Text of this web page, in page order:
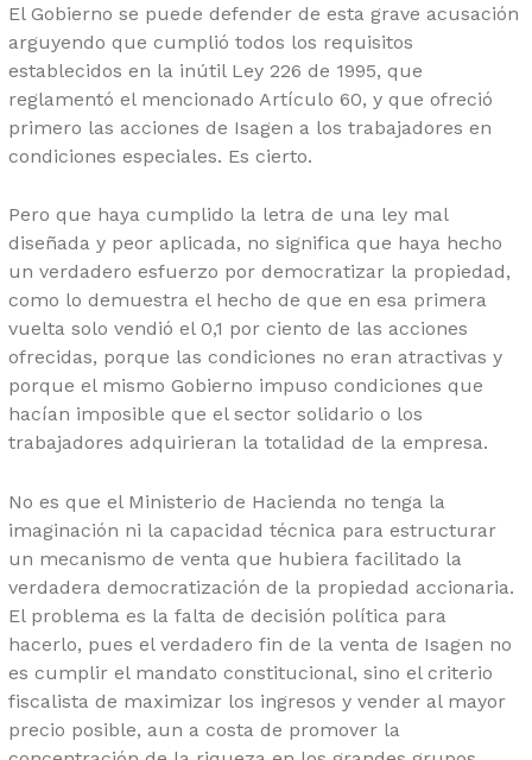
El Gobierno se puede defender de esta grave acusación
arguyendo que cumplió todos los requisitos
establecidos en la inútil Ley 226 de 1995, que
reglamentó el mencionado Artículo 60, y que ofreció
primero las acciones de Isagen a los trabajadores en
condiciones especiales. Es cierto.
Pero que haya cumplido la letra de una ley mal
diseñada y peor aplicada, no significa que haya hecho
un verdadero esfuerzo por democratizar la propiedad,
como lo demuestra el hecho de que en esa primera
vuelta solo vendió el 0,1 por ciento de las acciones
ofrecidas, porque las condiciones no eran atractivas y
porque el mismo Gobierno impuso condiciones que
hacían imposible que el sector solidario o los
trabajadores adquirieran la totalidad de la empresa.
No es que el Ministerio de Hacienda no tenga la
imaginación ni la capacidad técnica para estructurar
un mecanismo de venta que hubiera facilitado la
verdadera democratización de la propiedad accionaria.
El problema es la falta de decisión política para
hacerlo, pues el verdadero fin de la venta de Isagen no
es cumplir el mandato constitucional, sino el criterio
fiscalista de maximizar los ingresos y vender al mayor
precio posible, aun a costa de promover la